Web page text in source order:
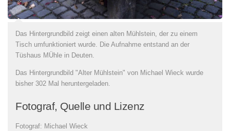
Das Hintergrundbild zeigt einen alten Mühlstein, der zu einem
Tisch umfunktioniert wurde. Die Aufnahme entstand an der
Tüshaus MÜhle in Deuten.
Das Hintergrundbild "Alter Mühlstein" von Michael Wieck wurde
bisher 302 Mal heruntergeladen.
Fotograf, Quelle und Lizenz
Fotograf: Michael Wieck